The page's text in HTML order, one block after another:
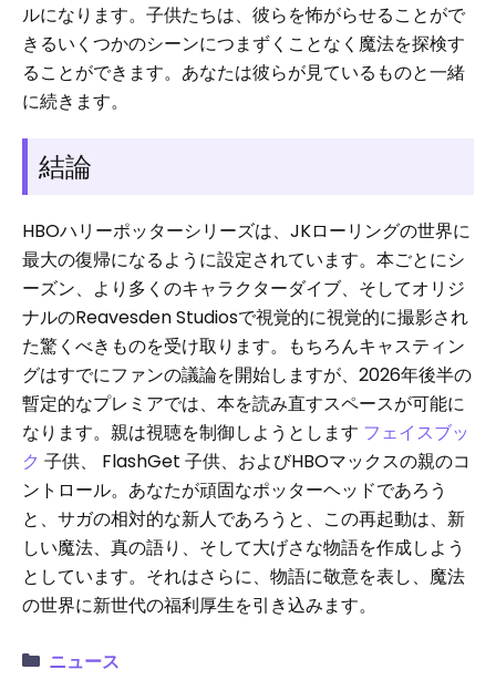
ルになります。子供たちは、彼らを怖がらせることがで
きるいくつかのシーンにつまずくことなく魔法を探検す
ることができます。あなたは彼らが見ているものと一緒
に続きます。
結論
HBOハリーポッターシリーズは、JKローリングの世界に
最大の復帰になるように設定されています。本ごとにシ
ーズン、より多くのキャラクターダイブ、そしてオリジ
ナルのReavesden Studiosで視覚的に視覚的に撮影され
た驚くべきものを受け取ります。もちろんキャスティン
グはすでにファンの議論を開始しますが、2026年後半の
暫定的なプレミアでは、本を読み直すスペースが可能に
なります。親は視聴を制御しようとします フェイスブッ
ク 子供、 FlashGet 子供、およびHBOマックスの親のコ
ントロール。あなたが頑固なポッターヘッドであろう
と、サガの相対的な新人であろうと、この再起動は、新
しい魔法、真の語り、そして大げさな物語を作成しよう
としています。それはさらに、物語に敬意を表し、魔法
の世界に新世代の福利厚生を引き込みます。
ニュース